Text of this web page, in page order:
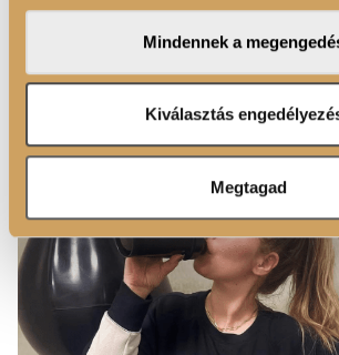
adatait, akik kombinálhatják az adatokat
adatokkal, amelyeket Ön adott meg
Ön által használt más szolgáltatásokból
Mindennek a
Kiválasztás
Megtagad
van, nem a férfiakon. Egyébként érzem,
egyre nyitottabb lenni, de úgy vagyok vele,
mindennek eljön a maga ideje.